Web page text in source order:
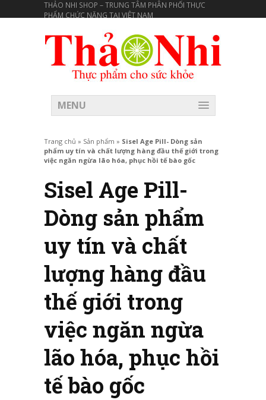
THẢO NHI SHOP – TRUNG TÂM PHÂN PHỐI THỰC
PHẨM CHỨC NĂNG TẠI VIÊT NAM
MENU
Trang chủ » Sản phẩm » Sisel Age Pill- Dòng sản
phẩm uy tín và chất lượng hàng đầu thế giới trong
việc ngăn ngừa lão hóa, phục hồi tế bào gốc
Sisel Age Pill-
Dòng sản phẩm
uy tín và chất
lượng hàng đầu
thế giới trong
việc ngăn ngừa
lão hóa, phục hồi
tế bào gốc